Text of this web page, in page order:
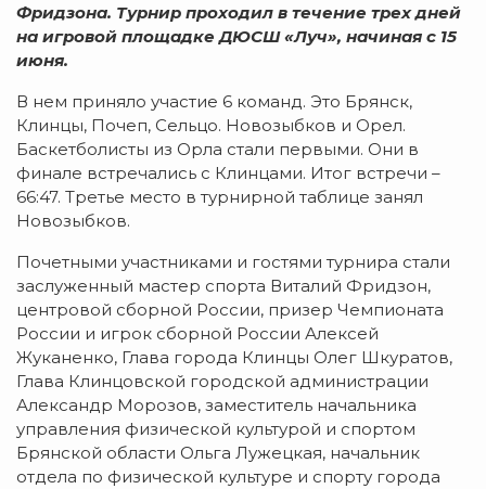
Фридзона. Турнир проходил в течение трех дней
на игровой площадке ДЮСШ «Луч», начиная с 15
июня.
В нем приняло участие 6 команд. Это Брянск,
Клинцы, Почеп, Сельцо. Новозыбков и Орел.
Баскетболисты из Орла стали первыми. Они в
финале встречались с Клинцами. Итог встречи –
66:47. Третье место в турнирной таблице занял
Новозыбков.
Почетными участниками и гостями турнира стали
заслуженный мастер спорта Виталий Фридзон,
центровой сборной России, призер Чемпионата
России и игрок сборной России Алексей
Жуканенко, Глава города Клинцы Олег Шкуратов,
Глава Клинцовской городской администрации
Александр Морозов, заместитель начальника
управления физической культурой и спортом
Брянской области Ольга Лужецкая, начальник
отдела по физической культуре и спорту города